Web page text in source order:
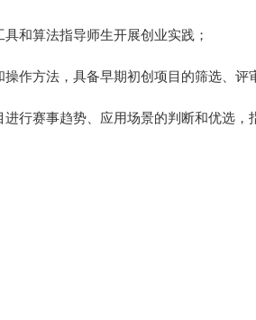
和算法指导师生开展创业实践；
作方法，具备早期初创项目的筛选、评
行赛事趋势、应用场景的判断和优选，